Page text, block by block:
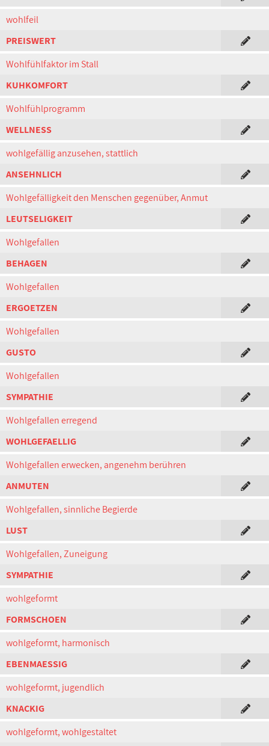
wohlfeil
PREISWERT
Wohlfühlfaktor im Stall
KUHKOMFORT
Wohlfühlprogramm
WELLNESS
wohlgefällig anzusehen, stattlich
ANSEHNLICH
Wohlgefälligkeit den Menschen gegenüber, Anmut
LEUTSELIGKEIT
Wohlgefallen
BEHAGEN
Wohlgefallen
ERGOETZEN
Wohlgefallen
GUSTO
Wohlgefallen
SYMPATHIE
Wohlgefallen erregend
WOHLGEFAELLIG
Wohlgefallen erwecken, angenehm berühren
ANMUTEN
Wohlgefallen, sinnliche Begierde
LUST
Wohlgefallen, Zuneigung
SYMPATHIE
wohlgeformt
FORMSCHOEN
wohlgeformt, harmonisch
EBENMAESSIG
wohlgeformt, jugendlich
KNACKIG
wohlgeformt, wohlgestaltet